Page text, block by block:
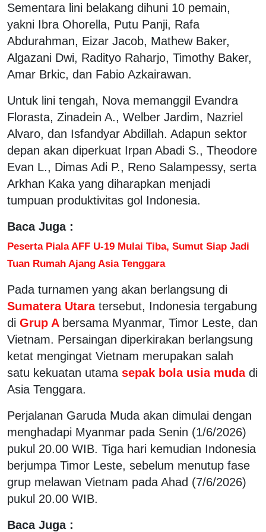
Sementara lini belakang dihuni 10 pemain,
yakni Ibra Ohorella, Putu Panji, Rafa
Abdurahman, Eizar Jacob, Mathew Baker,
Algazani Dwi, Radityo Raharjo, Timothy Baker,
Amar Brkic, dan Fabio Azkairawan.
Untuk lini tengah, Nova memanggil Evandra
Florasta, Zinadein A., Welber Jardim, Nazriel
Alvaro, dan Isfandyar Abdillah. Adapun sektor
depan akan diperkuat Irpan Abadi S., Theodore
Evan L., Dimas Adi P., Reno Salampessy, serta
Arkhan Kaka yang diharapkan menjadi
tumpuan produktivitas gol Indonesia.
Baca Juga :
Peserta Piala AFF U-19 Mulai Tiba, Sumut Siap Jadi
Tuan Rumah Ajang Asia Tenggara
Pada turnamen yang akan berlangsung di
Sumatera Utara tersebut, Indonesia tergabung
di Grup A bersama Myanmar, Timor Leste, dan
Vietnam. Persaingan diperkirakan berlangsung
ketat mengingat Vietnam merupakan salah
satu kekuatan utama sepak bola usia muda di
Asia Tenggara.
Perjalanan Garuda Muda akan dimulai dengan
menghadapi Myanmar pada Senin (1/6/2026)
pukul 20.00 WIB. Tiga hari kemudian Indonesia
berjumpa Timor Leste, sebelum menutup fase
grup melawan Vietnam pada Ahad (7/6/2026)
pukul 20.00 WIB.
Baca Juga :